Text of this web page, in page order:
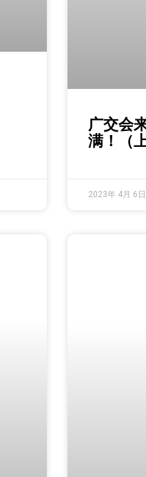
广交会
满！（上
2023年 4月 6日